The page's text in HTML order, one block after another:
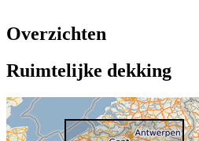
Overzichten
Ruimtelijke dekking